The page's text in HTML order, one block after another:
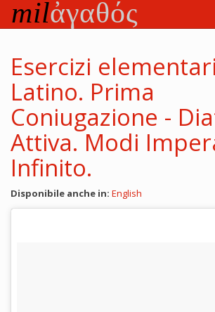
testo
Esercizi
Latino. Prima
Coniugazione -
Attiva. Modi
Infinito.
Disponibile anche in: English